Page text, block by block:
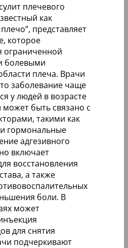
плечевого
как
представляет
которое
ограниченной
болевыми
плеча. Врачи
заболевание чаще
у людей в возрасте
может быть связано с
такими как
гормональные
адгезивного
включает
восстановления
а также
боли. В
может
для снятия
подчеркивают